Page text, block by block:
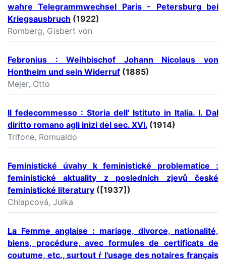
wahre Telegrammwechsel Paris - Petersburg bei
Kriegsausbruch (1922)
Romberg, Gisbert von
Febronius : Weihbischof Johann Nicolaus von
Hontheim und sein Widerruf (1885)
Mejer, Otto
Il fedecommesso : Storia dell' Istituto in Italia. I. Dal
diritto romano agli inizi del sec. XVI. (1914)
Trifone, Romualdo
Feministické úvahy k feministické problematice :
feministické aktuality z posledních zjevů české
feministické literatury ([1937])
Chlapcová, Julka
La Femme anglaise : mariage, divorce, nationalité,
biens, procédure, avec formules de certificats de
coutume, etc., surtout ŕ l'usage des notaires français